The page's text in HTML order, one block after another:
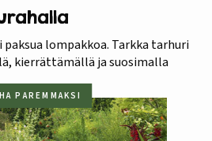
lompakkoa. Tarkka tarhuri
kierrättämällä ja suosimalla
PAREMMAKSI